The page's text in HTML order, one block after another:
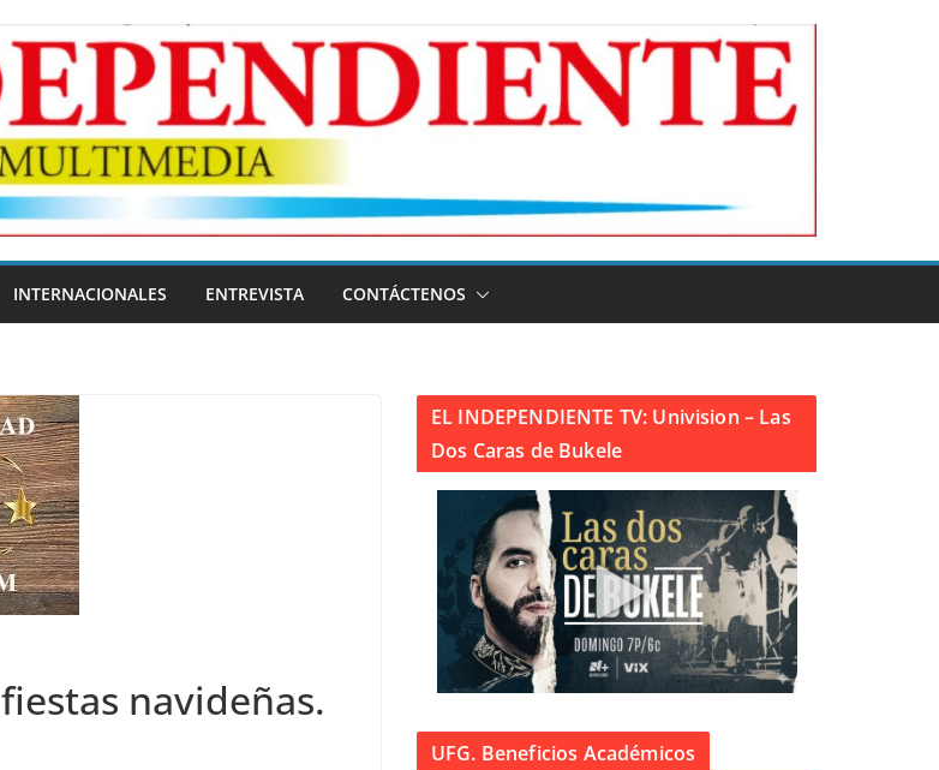
INTERNACIONALES ENTREVISTA CONTÁCTENOS
navideñas.
EL INDEPENDIENTE TV: Univision – Las
Dos Caras de Bukele
UFG. Beneficios Académicos